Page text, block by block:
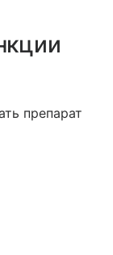
препарат